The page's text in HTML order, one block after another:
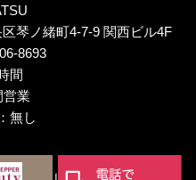
琴ノ緒町4-7-9 関西ビル4F
8693
間
営業
無し